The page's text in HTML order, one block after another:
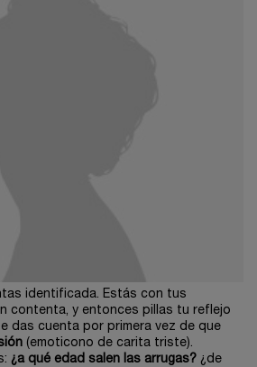
identificada. Estás con tus
contenta, y entonces pillas tu reflejo
das cuenta por primera vez de que
(emoticono de carita triste).
¿a qué edad salen las arrugas? ¿de